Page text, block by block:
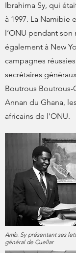
Ibrahima Sy, qui
à 1997. La Namibie
l’ONU pendant son
également à New
campagnes
secrétaires
Boutrous
Annan du Ghana,
africains de l'ONU.
Amb. Sy présentant ses
général de Cuellar